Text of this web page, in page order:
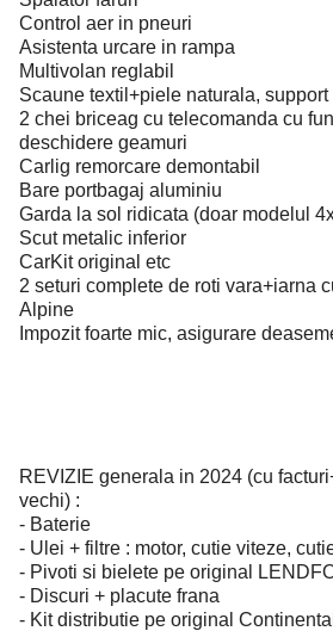
Control aer in pneuri
Asistenta urcare in rampa
Multivolan reglabil
Scaune textil+piele naturala, support
2 chei briceag cu telecomanda cu
deschidere geamuri
Carlig remorcare demontabil
Bare portbagaj aluminiu
Garda la sol ridicata (doar modelul
Scut metalic inferior
CarKit original etc
2 seturi complete de roti vara+iarna
Alpine
Impozit foarte mic, asigurare
REVIZIE generala in 2024 (cu
vechi) :
- Baterie
- Ulei + filtre : motor, cutie viteze,
- Pivoti si bielete pe original
- Discuri + placute frana
- Kit distributie pe original